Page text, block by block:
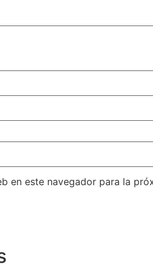
en este navegador para la